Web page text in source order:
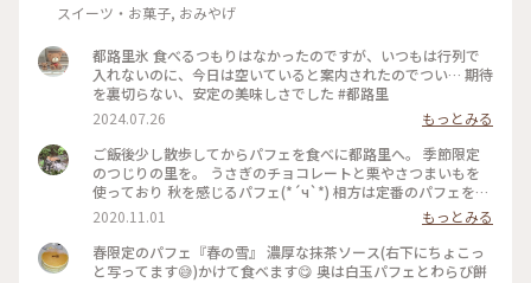
スイーツ・お菓子, おみやげ
都路里氷 食べるつもりはなかったのですが、いつもは行列で
入れないのに、今日は空いていると案内されたのでつい… 期待
を裏切らない、安定の美味しさでした #都路里
2024.07.26
もっとみる
ご飯後少し散歩してからパフェを食べに都路里へ。 季節限定
のつじりの里を。 うさぎのチョコレートと栗やさつまいもを
使っており 秋を感じるパフェ(*´ч`*) 相方は定番のパフェをチ
ョイス 2020.10.25 #小さな秋 #京都 #ゴーラー隊 #デザート #
都路里 #パフェで季節
2020.11.01
もっとみる
春限定のパフェ『春の雪』 濃厚な抹茶ソース(右下にちょこっ
と写ってます😅)かけて食べます😋 奥は白玉パフェとわらび餅